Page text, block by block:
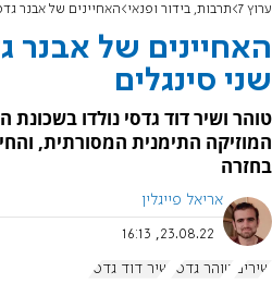
ערוץ 7 תרבות, בידור ופנאי האחיינים של אבנר
האחיינים של אבנר
שני סינגלים
טוהר ושיר דוד גדסי נולדו
המוזיקה התימנית המסורתית,
בחזרה
אריאל פייגלין
23.08.22, 16:13
שירים טוהר גדסי שיר דוד גדסי